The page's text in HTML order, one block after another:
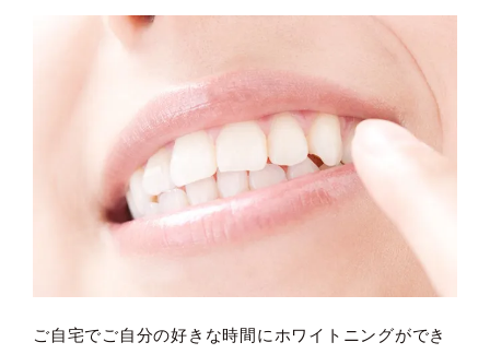
ご自宅でご自分の好きな時間にホワイトニングができ